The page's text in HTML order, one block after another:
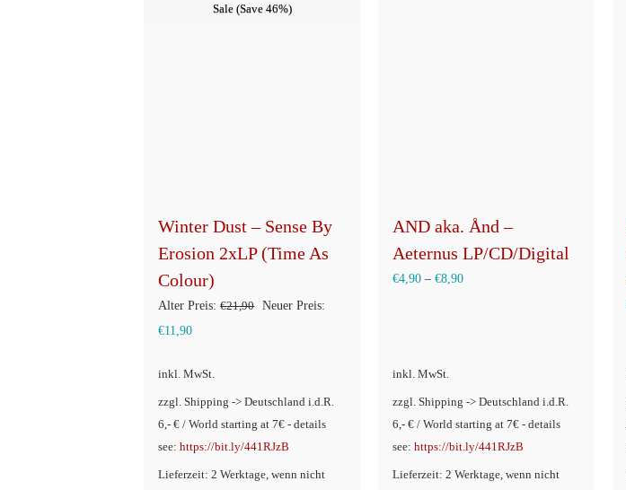
Sale (Save 46%)
Winter Dust – Sense By
Erosion 2xLP (Time As
Colour)
Alter Preis: €21,90 Ursprünglicher
Neuer Preis:
€11,90Aktueller
ist:
€11,90.
inkl. MwSt.
zzgl. Shipping -> Deutschland i.d.R.
6,- € / World starting at 7€ - details
see:https://bit.ly/441RJzB
Lieferzeit: 2 Werktage, wenn nicht
AND aka. Ånd –
Aeternus LP/CD/Digital
€4,90 –€8,90
inkl. MwSt.
zzgl. Shipping -> Deutschland i.d.R.
6,- € / World starting at 7€ - details
see:https://bit.ly/441RJzB
Lieferzeit: 2 Werktage, wenn nicht